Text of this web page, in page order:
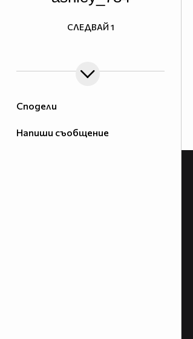
Сподели
Напиши съобщение
СЛЕДВАЙ 1